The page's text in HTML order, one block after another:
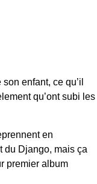
enfant, ce qu’il
qu’ont subi les
en
du Django, mais ça
premier album